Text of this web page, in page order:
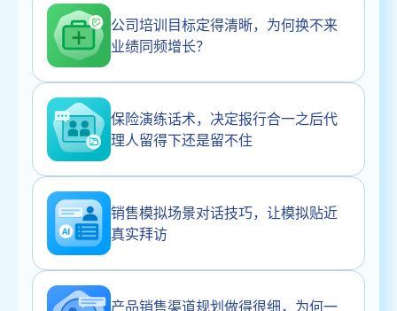
公司培训目标定得清晰，为何换不来
业绩同频增长？
保险演练话术，决定报行合一之后代
理人留得下还是留不住
销售模拟场景对话技巧，让模拟贴近
真实拜访
产品销售渠道规划做得很细，为何一